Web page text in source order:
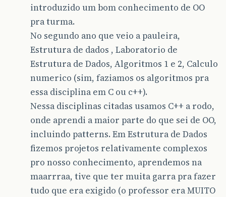
introduzido um bom conhecimento de OO
pra turma.
No segundo ano que veio a pauleira,
Estrutura de dados , Laboratorio de
Estrutura de Dados, Algoritmos 1 e 2, Calculo
numerico (sim, faziamos os algoritmos pra
essa disciplina em C ou c++).
Nessa disciplinas citadas usamos C++ a rodo,
onde aprendi a maior parte do que sei de OO,
incluindo patterns. Em Estrutura de Dados
fizemos projetos relativamente complexos
pro nosso conhecimento, aprendemos na
maarrraa, tive que ter muita garra pra fazer
tudo que era exigido (o professor era MUITO